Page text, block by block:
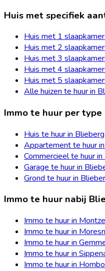
Huis met specifiek
Huis met 1
Huis met 2
Huis met 3
Huis met 4
Huis met 5
Alle huizen te huur in
Immo te huur per type
Huis te huur in Blieberg
Appartement te huur
Commercieel te huur
Garage te huur in
Grond te huur in
Immo te huur nabij
Immo te huur in
Immo te huur in
Immo te huur in
Immo te huur in
Immo te huur in